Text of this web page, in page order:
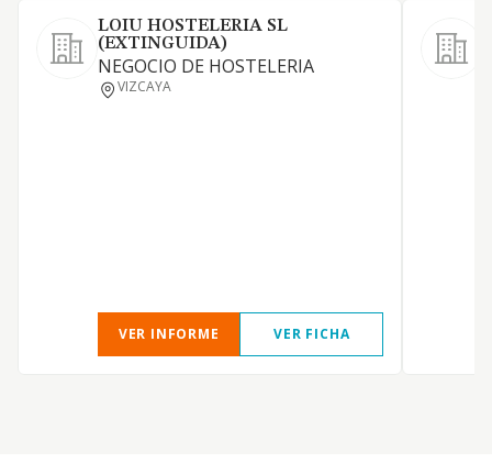
LOIU HOSTELERIA SL
(EXTINGUIDA)
NEGOCIO DE HOSTELERIA
VIZCAYA
VER INFORME VER FICHA